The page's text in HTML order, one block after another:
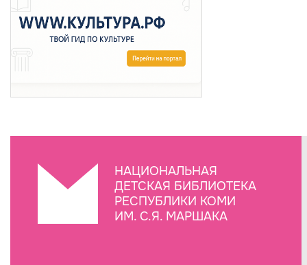
НАЦИОНАЛЬНАЯ
ДЕТСКАЯ БИБЛИОТЕКА
РЕСПУБЛИКИ КОМИ
ИМ. С.Я. МАРШАКА